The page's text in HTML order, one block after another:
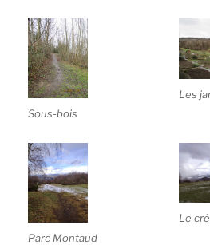
Sous-bois
Les
Parc Montaud
Le